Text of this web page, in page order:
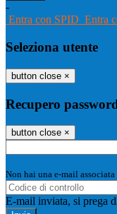
-
Entra con SPID Entra
Seleziona utente
button close ×
Recupero
button close ×
Non hai una e-mail
E-mail inviata, si prega